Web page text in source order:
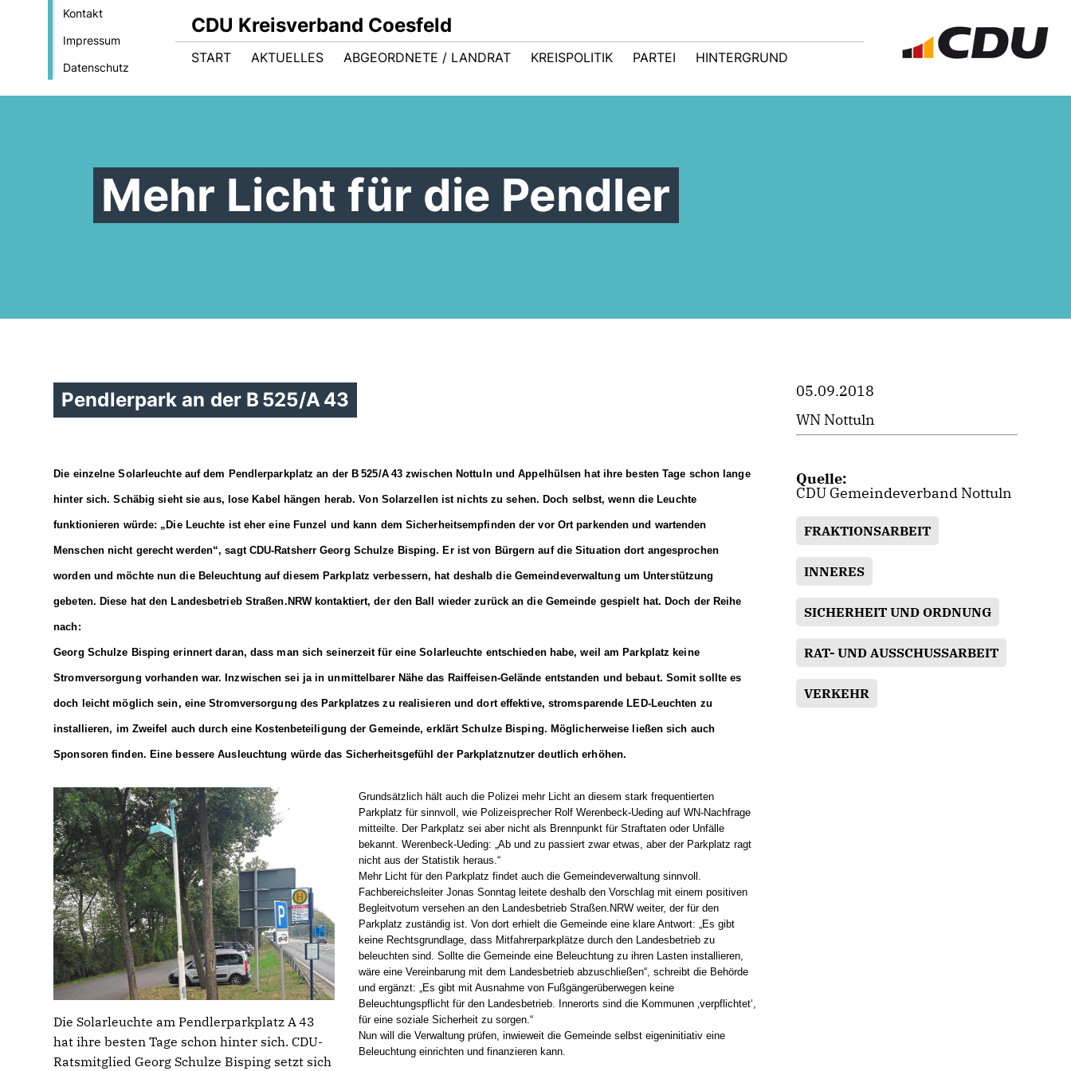
Kontakt
Impressum
Datenschutz
CDU Kreisverband Coesfeld
START AKTUELLES ABGEORDNETE / LANDRAT KREISPOLITIK PARTEI HINTERGRUND
Mehr Licht für die Pendler
Pendlerpark an der B 525/A 43
Die einzelne Solarleuchte auf dem Pendlerparkplatz an der B 525/A 43 zwischen Nottuln und Appelhü lsen hat ihre besten Tage schon lange
hinter sich. Schäbig sieht sie aus, lose Kabel hängen herab. Von Solarzellen ist nichts zu sehen. Doch selbst, wenn die Leuchte
funktionieren würde: „Die Leuchte ist eher eine Funzel und kann dem Sicherheitsempfinden der vor Ort parkenden und wartenden
Menschen nicht gerecht werden“, sagt CDU-Ratsherr Georg Schulze Bisping. Er ist von Bürgern auf die Situation dort angesprochen
worden und möchte nun die Beleuchtung auf diesem Parkplatz verbessern, hat deshalb die Gemeindeverwaltung um Unterstützung
gebeten. Diese hat den Landesbetrieb Straßen.NRW kontaktiert, der den Ball wieder zurück an die Gemeinde gespielt hat. Doch der Reihe
nach:
Georg Schulze Bisping erinnert daran, dass man sich seinerzeit für eine Solarleuchte entschieden habe, weil am Parkplatz keine
Stromversorgung vorhanden war. Inzwischen sei ja in unmittelbarer Nähe das Raiffeisen-Gelände entstanden und bebaut. Somit sollte es
doch leicht möglich sein, eine Stromversorgung des Parkplatzes zu realisieren und dort effektive, stromsparende LED-Leuchten zu
installieren, im Zweifel auch durch eine Kostenbeteiligung der Gemeinde, erklärt Schulze Bisping. Möglicherweise ließen sich auch
Sponsoren finden. Eine bessere Ausleuchtung würde das Sicherheitsgefühl der Parkplatznutzer deutlich erhöhen.
Die Solarleuchte am Pendlerparkplatz A 43
hat ihre besten Tage schon hinter sich. CDU-
Ratsmitglied Georg Schulze Bisping setzt sich
Grundsätzlich hält auch die Polizei mehr Licht an diesem stark frequentierten
Parkplatz für sinnvoll, wie Polizeisprecher Rolf Werenbeck-Ueding auf WN-Nachfrage
mitteilte. Der Parkplatz sei aber nicht als Brennpunkt für Straftaten oder Unfälle
bekannt. Werenbeck-Ueding: „Ab und zu passiert zwar etwas, aber der Parkplatz ragt
nicht aus der Statistik heraus.“
Mehr Licht für den Parkplatz findet auch die Gemeindeverwaltung sinnvoll.
Fachbereichsleiter Jonas Sonntag leitete deshalb den Vorschlag mit einem positiven
Begleitvotum versehen an den Landesbetrieb Straßen.NRW weiter, der für den
Parkplatz zuständig ist. Von dort erhielt die Gemeinde eine klare Antwort: „Es gibt
keine Rechtsgrundlage, dass Mitfahrerparkplätze durch den Landesbetrieb zu
beleuchten sind. Sollte die Gemeinde eine Beleuchtung zu ihren Lasten installieren,
wäre eine Vereinbarung mit dem Landesbetrieb abzuschließen“, schreibt die Behörde
und ergänzt: „Es gibt mit Ausnahme von Fußgängerüberwegen keine
Beleuchtungspflicht für den Landesbetrieb. Innerorts sind die Kommunen ‚verpflichtet‘,
für eine soziale Sicherheit zu sorgen.“
Nun will die Verwaltung prüfen, inwieweit die Gemeinde selbst eigeninitiativ eine
Beleuchtung einrichten und finanzieren kann.
05.09.2018
WN Nottuln
Quelle:
CDU Gemeindeverband Nottuln
FRAKTIONSARBEIT
INNERES
SICHERHEIT UND ORDNUNG
RAT- UND AUSSCHUSSARBEIT
VERKEHR